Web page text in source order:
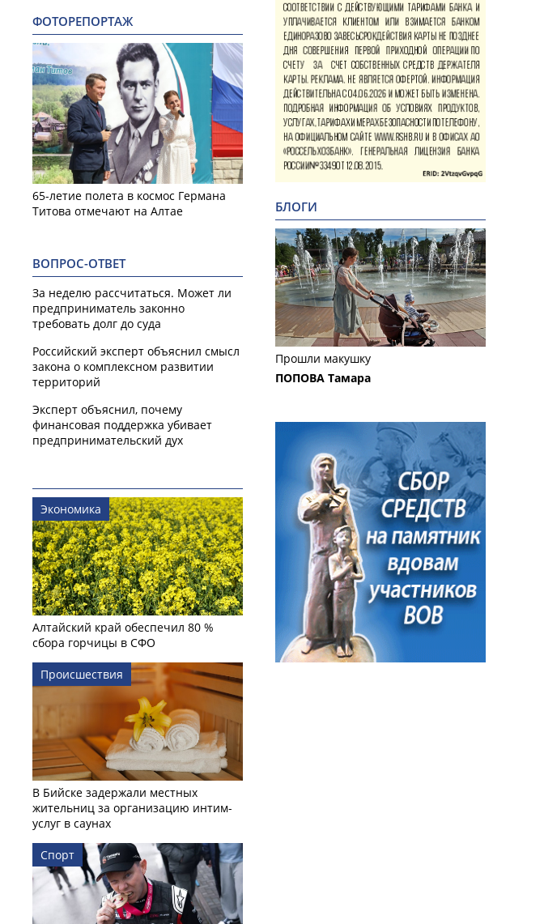
ФОТОРЕПОРТАЖ
65-летие полета в космос Германа
Титова отмечают на Алтае
ВОПРОС-ОТВЕТ
За неделю рассчитаться. Может ли
предприниматель законно
требовать долг до суда
Российский эксперт объяснил смысл
закона о комплексном развитии
территорий
Эксперт объяснил, почему
финансовая поддержка убивает
предпринимательский дух
Экономика
Алтайский край обеспечил 80 %
сбора горчицы в СФО
Происшествия
В Бийске задержали местных
жительниц за организацию интим-
услуг в саунах
Спорт
БЛОГИ
Прошли макушку
ПОПОВА Тамара